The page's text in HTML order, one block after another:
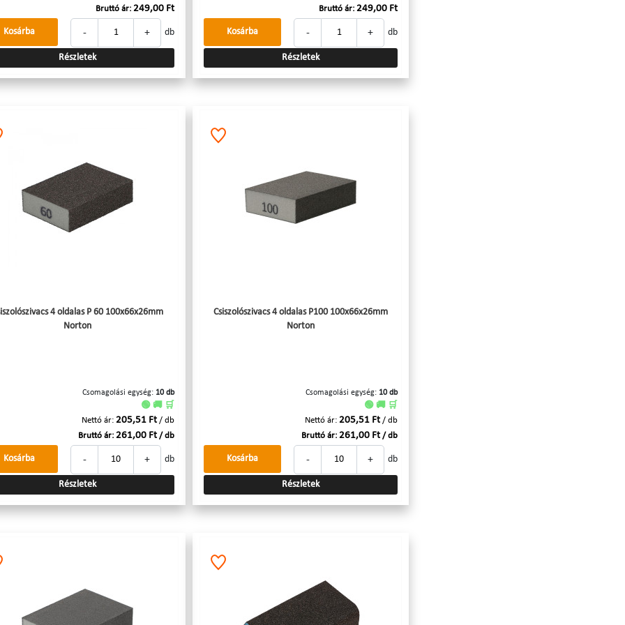
Bruttó ár: 249,00 Ft
- + db
Kosárba
Részletek
Bruttó ár: 249,00 Ft
- + db
Kosárba
Részletek
4 oldalas P 60 100x66x26mm
Norton
Csomagolási egység: 10 db
🟢 🚚 🛒
Nettó ár: 205,51 Ft / db
Bruttó ár: 261,00 Ft / db
- + db
Kosárba
Részletek
Csiszolószivacs 4 oldalas P100 100x66x26mm
Norton
Csomagolási egység: 10 db
🟢 🚚 🛒
Nettó ár: 205,51 Ft / db
Bruttó ár: 261,00 Ft / db
- + db
Kosárba
Részletek